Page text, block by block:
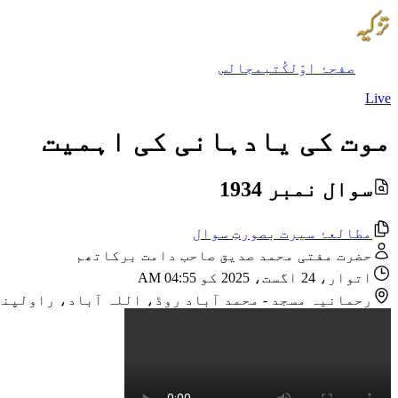
صفحۂ اوّل کُتب مجالس
Live
موت کی یادہانی کی اہمیت
سوال نمبر 1934
مطالعۂ سیرت بصورتِ سوال
حضرت مفتی محمد صدیق صاحب دامت برکاتھم
اتوار، 24 اگست، 2025 کو 04:55 AM
رحمانیہ مسجد - محمد آباد روڈ، اللہ آباد،